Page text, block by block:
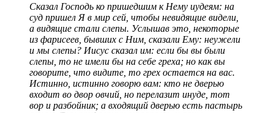
Сказал Господь ко пришедшим к Нему иудеям: на
суд пришел Я в мир сей, чтобы невидящие видели,
а видящие стали слепы. Услышав это, некоторые
из фарисеев, бывших с Ним, сказали Ему: неужели
и мы слепы? Иисус сказал им: если бы вы были
слепы, то не имели бы на себе греха; но как вы
говорите, что видите, то грех остается на вас.
Истинно, истинно говорю вам: кто не дверью
входит во двор овчий, но перелазит инуде, тот
вор и разбойник; а входящий дверью есть пастырь